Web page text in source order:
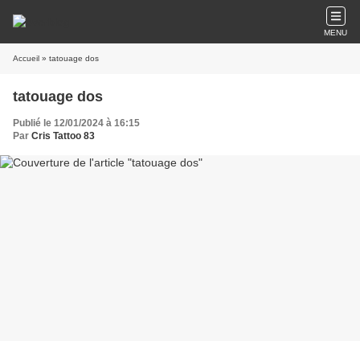
MENU
Accueil » tatouage dos
tatouage dos
Publié le 12/01/2024 à 16:15
Par Cris Tattoo 83